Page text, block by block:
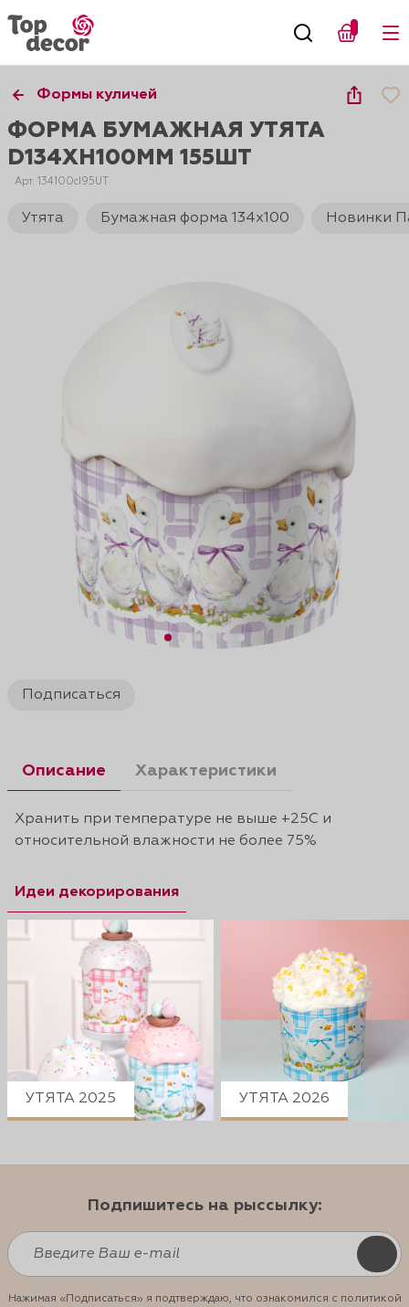
Формы куличей
ФОРМА БУМАЖНАЯ УТЯТА
D134XH100ММ 155ШТ
Арт. 134100cI95UT
Утята Бумажная форма 134х100 Новинки
Подписаться
Описание Характеристики
Хранить при температуре не выше +25С и
относительной влажности не более 75%
Идеи декорирования
УТЯТА 2025 УТЯТА 2026
Подпишитесь на рыссылку:
Нажимая «Подписаться» я подтверждаю, что ознакомился с политикой